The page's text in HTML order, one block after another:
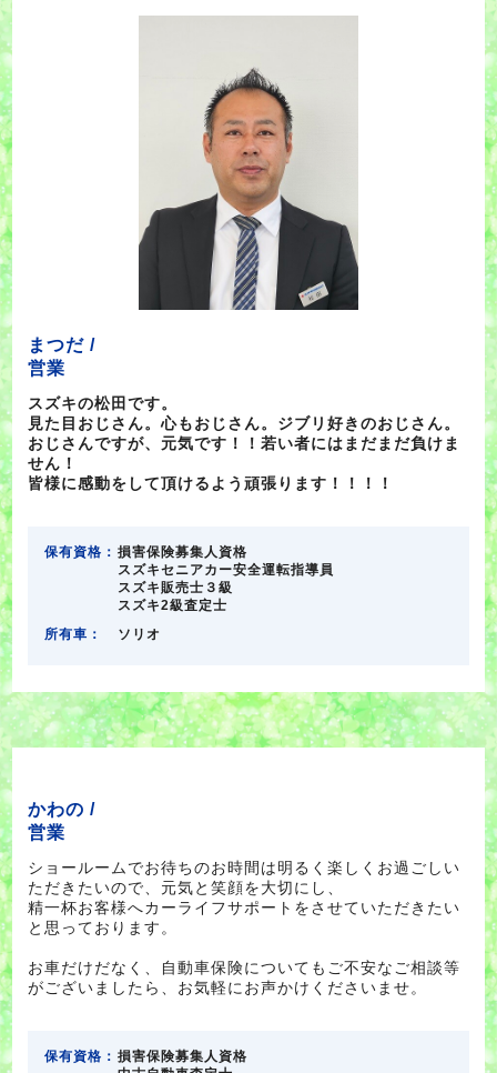
まつだ /
営業
スズキの松田です。
見た目おじさん。心もおじさん。ジブリ好きのおじさん。
おじさんですが、元気です！！若い者にはまだまだ負けま
せん！
皆様に感動をして頂けるよう頑張ります！！！！
保有資格： 損害保険募集人資格
スズキセニアカー安全運転指導員
スズキ販売士３級
スズキ2級査定士
所有車：
ソリオ
かわの /
営業
ショールームでお待ちのお時間は明るく楽しくお過ごしい
ただきたいので、元気と笑顔を大切にし、
精一杯お客様へカーライフサポートをさせていただきたい
と思っております。
お車だけだなく、自動車保険についてもご不安なご相談等
がございましたら、お気軽にお声かけくださいませ。
保有資格： 損害保険募集人資格